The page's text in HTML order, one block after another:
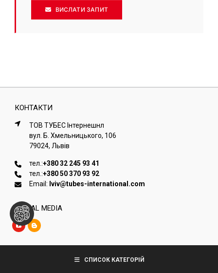
ВИСЛАТИ ЗАПИТ
КОНТАКТИ
ТОВ ТУБЕС Iнтернешнл
вул. Б. Хмельницького, 106
79024, Львiв
тел.:+380 32 245 93 41
тел.:+380 50 370 93 92
Email: lviv@tubes-international.com
SOCIAL MEDIA
Copyright © Tubes InternationalСПИСОК КАТЕГОРІЙ